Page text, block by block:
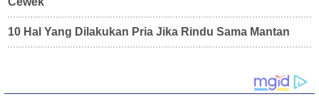
10 Hal Yang Dilakukan Pria Jika Rindu Sama Mantan